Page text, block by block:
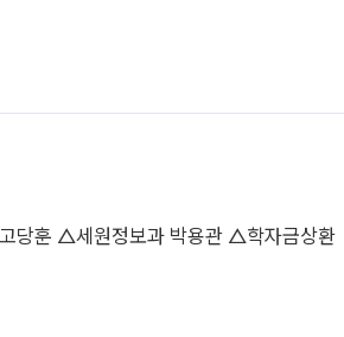
당훈 △세원정보과 박용관 △학자금상환